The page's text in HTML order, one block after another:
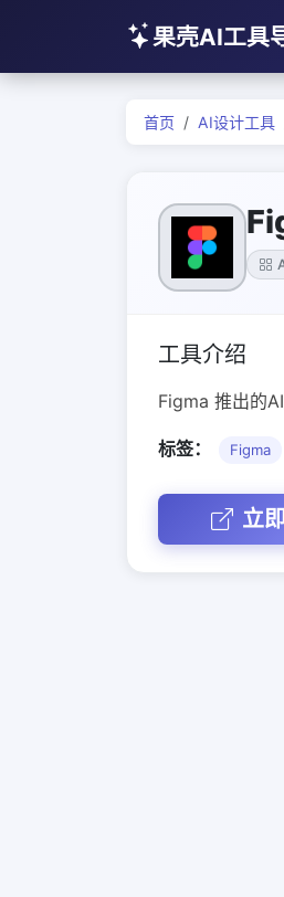
果壳AI工具
首页 AI设计工具
工具介绍
Figma 推出的
标签： Figma
立